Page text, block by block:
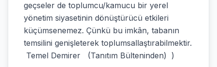
geçseler de toplumcu/kamucu bir yerel
yönetim siyasetinin dönüştürücü etkileri
küçümsenemez. Çünkü bu imkân, tabanın
temsilini genişleterek toplumsallaştırabilmektir.
Temel Demirer (Tanıtım Bülteninden) )